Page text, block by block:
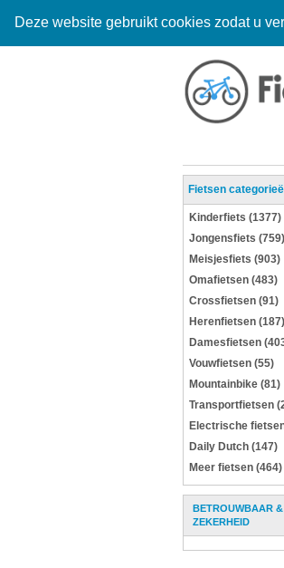
Deze website gebruikt cookies zodat u
Fietsen
Kinderfiets (1377)
Jongensfiets (759)
Meisjesfiets (903)
Omafietsen (483)
Crossfietsen (91)
Herenfietsen (187)
Damesfietsen
Vouwfietsen (55)
Mountainbike (81)
Transportfietsen
Electrische
Daily Dutch (147)
Meer fietsen (464)
BETROUWBAAR &
ZEKERHEID